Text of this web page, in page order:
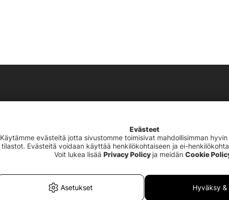
Evästeet
Käytämme evästeitä jotta sivustomme toimisivat mahdollisimman
tilastot. Evästeitä voidaan käyttää henkilökohtaiseen ja ei-
Voit lukea lisää Privacy Policy ja meidän Cookie
Asetukset Hyväksy &